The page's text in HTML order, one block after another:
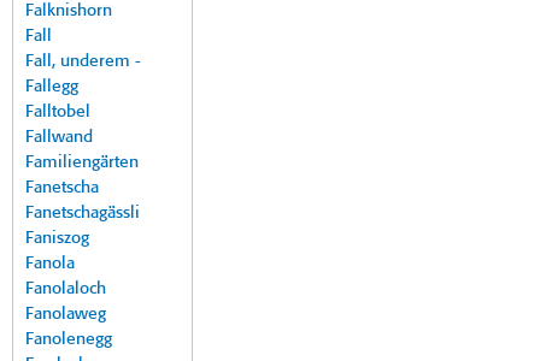
Falknishorn
Fall
Fall, underem -
Fallegg
Falltobel
Fallwand
Familiengärten
Fanetscha
Fanetschagässli
Faniszog
Fanola
Fanolaloch
Fanolaweg
Fanolenegg